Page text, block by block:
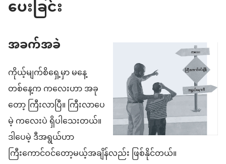
ပေးခြင်း
အခက်အခဲ
ကိုယ့်မျက်စိရှေ့မှာ မနေ့
တစ်နေ့က ကလေးဟာ အခု
တော့ ကြီးလာပြီ။ ကြီးလာပေ
မဲ့ ကလေးပဲ ရှိပါသေးတယ်။
ဒါပေမဲ့ ဒီအရွယ်ဟာ
ကြီးကောင်ဝင်တော့မယ့်အချိန်လည်း ဖြစ်နိုင်တယ်။